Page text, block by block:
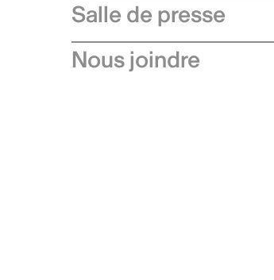
Salle de presse
Communiqués de presse
Nous joindre